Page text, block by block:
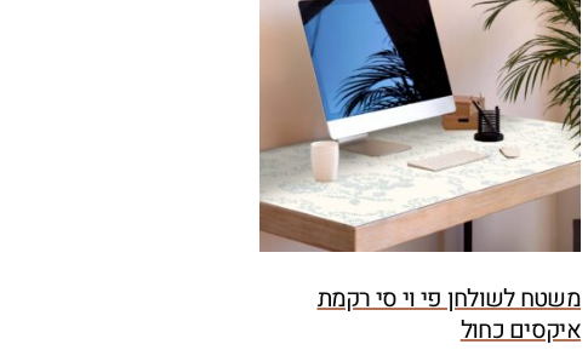
משטח לשולחן פי וי סי רקמת
איקסים כחול